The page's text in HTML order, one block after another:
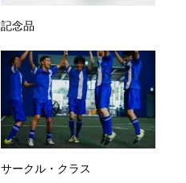
記念品
サークル・クラス